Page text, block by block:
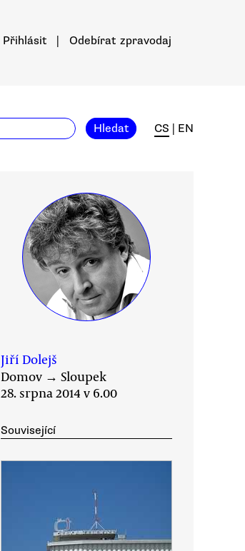
Přihlásit Odebírat zpravodaj
Hledat CS EN
Jiří Dolejš
Domov → Sloupek
28. srpna 2014 v 6.00
Související